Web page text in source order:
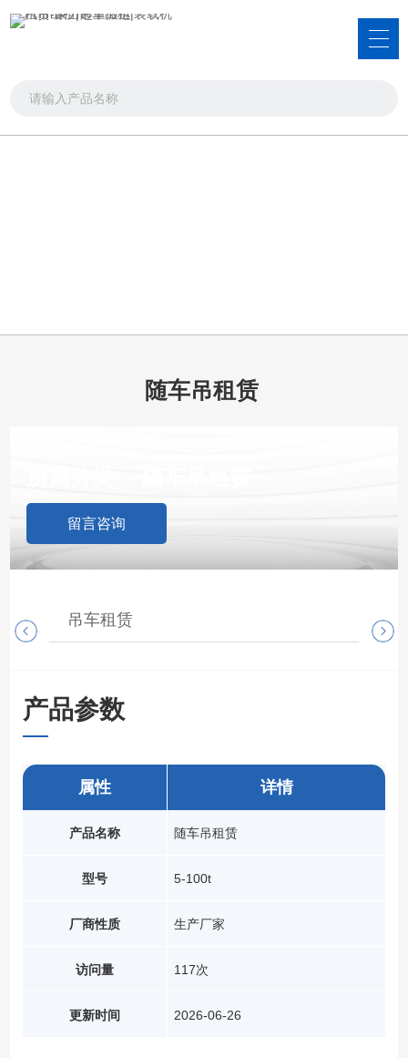
随车吊租赁
留言咨询
吊车租赁 随
产品参数
属性
产品名称
型号
厂商性质
访问量
更新时间
详情
随车吊租赁
5-100t
生产厂家
117次
2026-06-26